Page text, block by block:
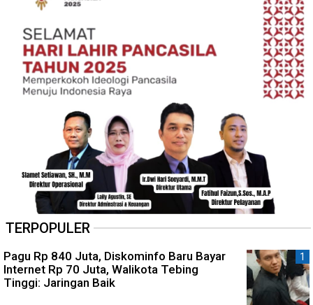
TERPOPULER
Pagu Rp 840 Juta, Diskominfo Baru Bayar
Internet Rp 70 Juta, Walikota Tebing
Tinggi: Jaringan Baik